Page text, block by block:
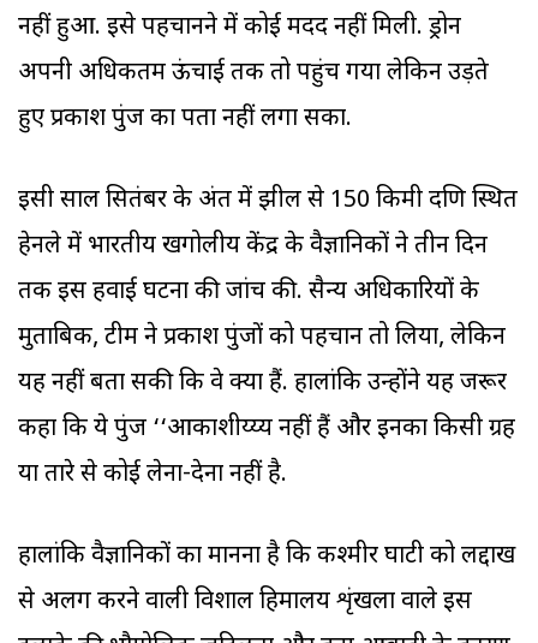
नहीं हुआ. इसे पहचानने में कोई मदद नहीं मिली. ड्रोन
अपनी अधिकतम ऊंचाई तक तो पहुंच गया लेकिन उड़ते
हुए प्रकाश पुंज का पता नहीं लगा सका.
इसी साल सितंबर के अंत में झील से 150 किमी दक्षिण स्थित
हेनले में भारतीय खगोलीय केंद्र के वैज्ञानिकों ने तीन दिन
तक इस हवाई घटना की जांच की. सैन्य अधिकारियों के
मुताबिक, टीम ने प्रकाश पुंजों को पहचान तो लिया, लेकिन
यह नहीं बता सकी कि वे क्या हैं. हालांकि उन्होंने यह जरूर
कहा कि ये पुंज ‘‘आकाशीय्य्य नहीं हैं और इनका किसी ग्रह
या तारे से कोई लेना-देना नहीं है.
हालांकि वैज्ञानिकों का मानना है कि कश्मीर घाटी को लद्दाख
से अलग करने वाली विशाल हिमालय शृंखला वाले इस